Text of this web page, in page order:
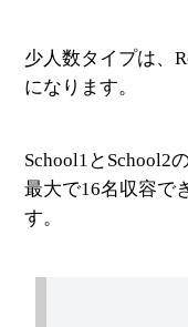
少人数タイプは、
になります。
School1とSchool2
最大で16名収容で
す。